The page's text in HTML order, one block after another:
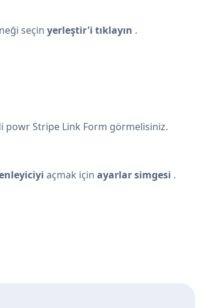
seçin yerleştir'i tıklayın .
powr Stripe Link Form görmelisiniz.
açmak için ayarlar simgesi .